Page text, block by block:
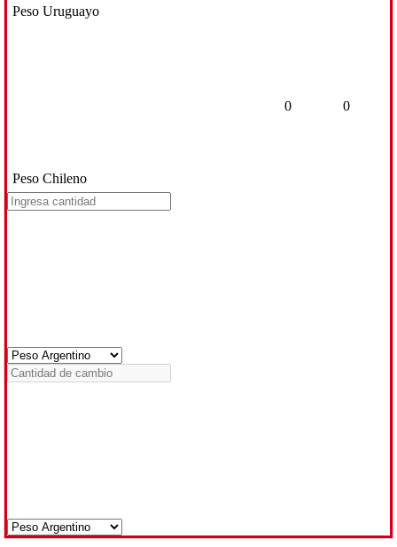
Peso Uruguayo
Peso Chileno
0 0